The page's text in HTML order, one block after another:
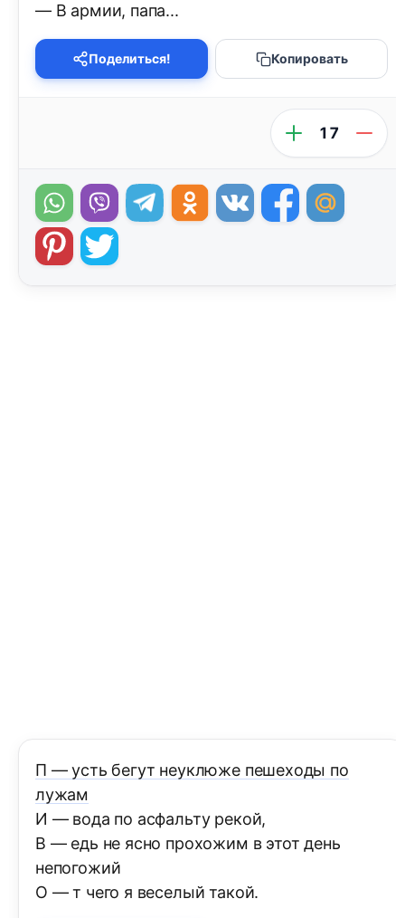
— В армии, папа...
Поделиться! Копировать
17
П — усть бегут неуклюже пешеходы по
лужам
И — вода по асфальту рекой,
В — едь не ясно прохожим в этот день
непогожий
O — т чего я веселый такой.